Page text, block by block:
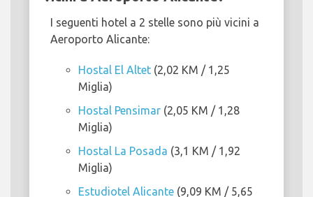
I seguenti hotel a 2 stelle sono più vicini a
Aeroporto Alicante:
Hostal El Altet (2,02 KM / 1,25
Miglia)
Hostal Pensimar (2,05 KM / 1,28
Miglia)
Hostal La Posada (3,1 KM / 1,92
Miglia)
Estudiotel Alicante (9,09 KM / 5,65